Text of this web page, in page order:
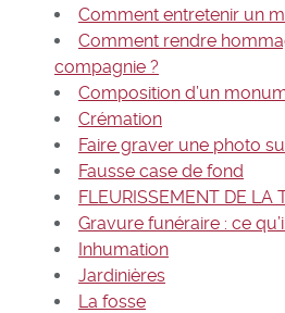
Comment entretenir un
Comment rendre
compagnie ?
Composition d’un
Crémation
Faire graver une photo
Fausse case de fond
FLEURISSEMENT DE LA
Gravure funéraire : ce
Inhumation
Jardinières
La fosse